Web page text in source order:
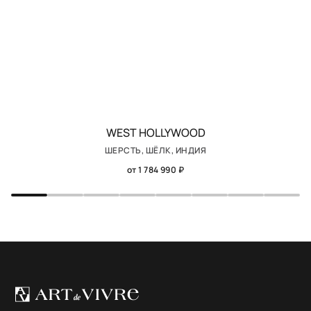
WEST HOLLYWOOD
ШЕРСТЬ, ШЁЛК, ИНДИЯ
от 1 784 990 ₽